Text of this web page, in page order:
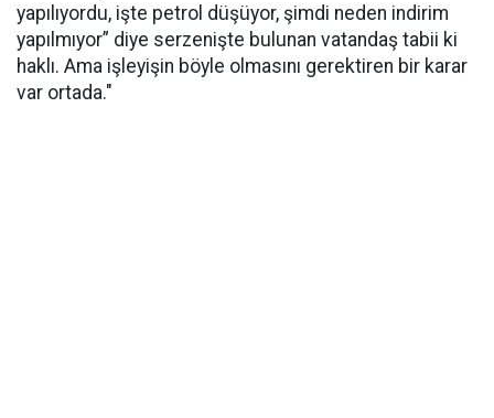
yapılıyordu, işte petrol düşüyor, şimdi neden indirim
yapılmıyor” diye serzenişte bulunan vatandaş tabii ki
haklı. Ama işleyişin böyle olmasını gerektiren bir karar
var ortada."